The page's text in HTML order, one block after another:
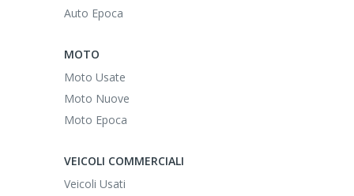
Auto Epoca
MOTO
Moto Usate
Moto Nuove
Moto Epoca
VEICOLI COMMERCIALI
Veicoli Usati